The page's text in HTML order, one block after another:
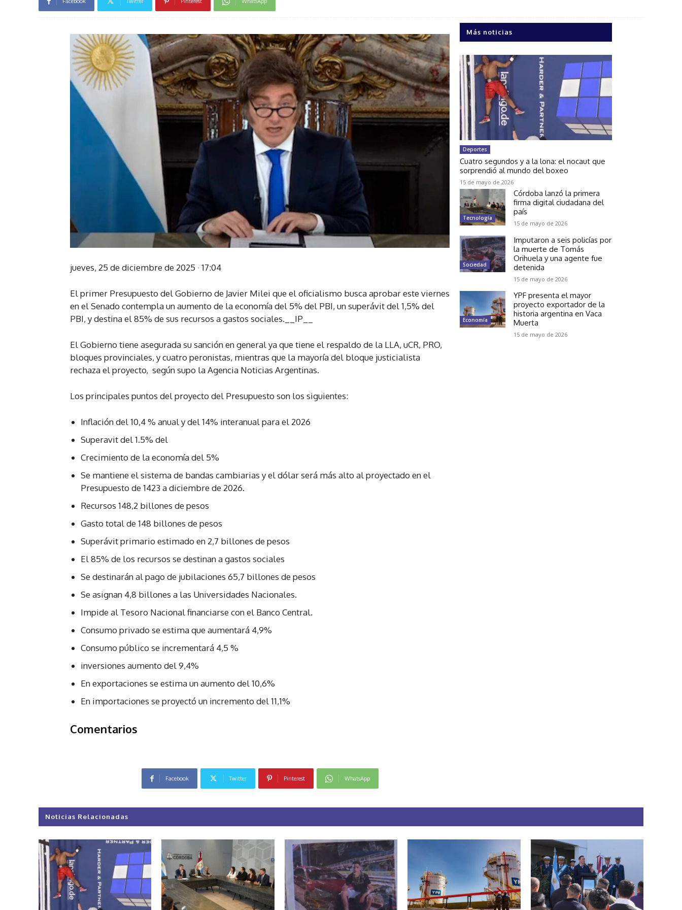
jueves, 25 de diciembre de 2025 · 17:04
El primer Presupuesto del Gobierno de Javier Milei que el oficialismo busca aprobar este viernes
en el Senado contempla un aumento de la economía del 5% del PBI, un superávit del 1,5% del
PBI, y destina el 85% de sus recursos a gastos sociales.__IP__
El Gobierno tiene asegurada su sanción en general ya que tiene el respaldo de la LLA, uCR, PRO,
bloques provinciales, y cuatro peronistas, mientras que la mayoría del bloque justicialista
rechaza el proyecto, según supo la Agencia Noticias Argentinas.
Los principales puntos del proyecto del Presupuesto son los siguientes:
Inflación del 10,4 % anual y del 14% interanual para el 2026
Superavit del 1.5% del
Crecimiento de la economía del 5%
Se mantiene el sistema de bandas cambiarias y el dólar será más alto al proyectado en el
Presupuesto de 1423 a diciembre de 2026.
Recursos 148,2 billones de pesos
Gasto total de 148 billones de pesos
Superávit primario estimado en 2,7 billones de pesos
El 85% de los recursos se destinan a gastos sociales
Se destinarán al pago de jubilaciones 65,7 billones de pesos
Se asignan 4,8 billones a las Universidades Nacionales.
Impide al Tesoro Nacional financiarse con el Banco Central.
Consumo privado se estima que aumentará 4,9%
Consumo público se incrementará 4,5 %
inversiones aumento del 9,4%
En exportaciones se estima un aumento del 10,6%
En importaciones se proyectó un incremento del 11,1%
Comentarios
Facebook Twitter Pinterest WhatsApp
Más noticias
Deportes
Cuatro segundos y a la lona: el nocaut que
sorprendió al mundo del boxeo
15 de mayo de 2026
Tecnología
Córdoba lanzó la primera
firma digital ciudadana del
país
15 de mayo de 2026
Sociedad
Imputaron a seis policías por
la muerte de Tomás
Orihuela y una agente fue
detenida
15 de mayo de 2026
Economía
YPF presenta el mayor
proyecto exportador de la
historia argentina en Vaca
Muerta
15 de mayo de 2026
Noticias Relacionadas